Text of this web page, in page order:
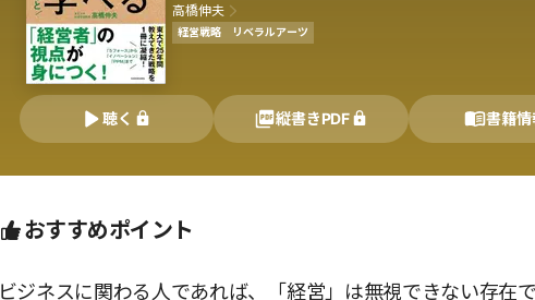
高橋伸夫
経営戦略 リベラルアーツ
聴く 縦書きPDF 書籍情
おすすめポイント
ビジネスに関わる人であれば、「経営」は無視できない存在